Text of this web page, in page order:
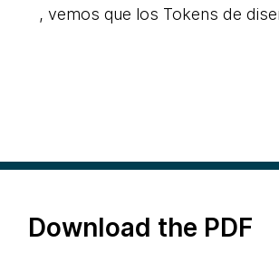
, vemos que los Tokens de
Download the PDF